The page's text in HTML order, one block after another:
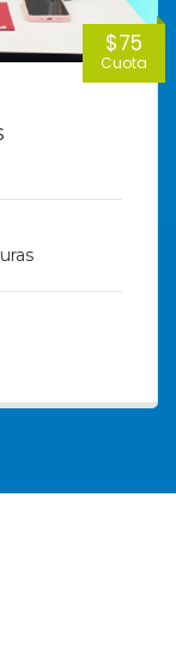
$75
Cuota